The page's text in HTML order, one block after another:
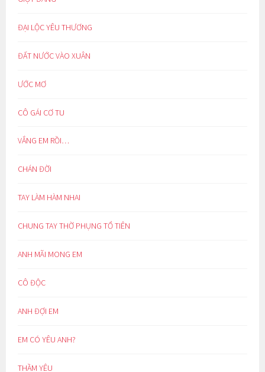
ĐẠI LỘC YÊU THƯƠNG
ĐẤT NƯỚC VÀO XUÂN
ƯỚC MƠ
CÔ GÁI CƠ TU
VẮNG EM RỒI…
CHÁN ĐỜI
TAY LÀM HÀM NHAI
CHUNG TAY THỜ PHỤNG TỔ TIÊN
ANH MÃI MONG EM
CÔ ĐỘC
ANH ĐỢI EM
EM CÓ YÊU ANH?
THẦM YÊU